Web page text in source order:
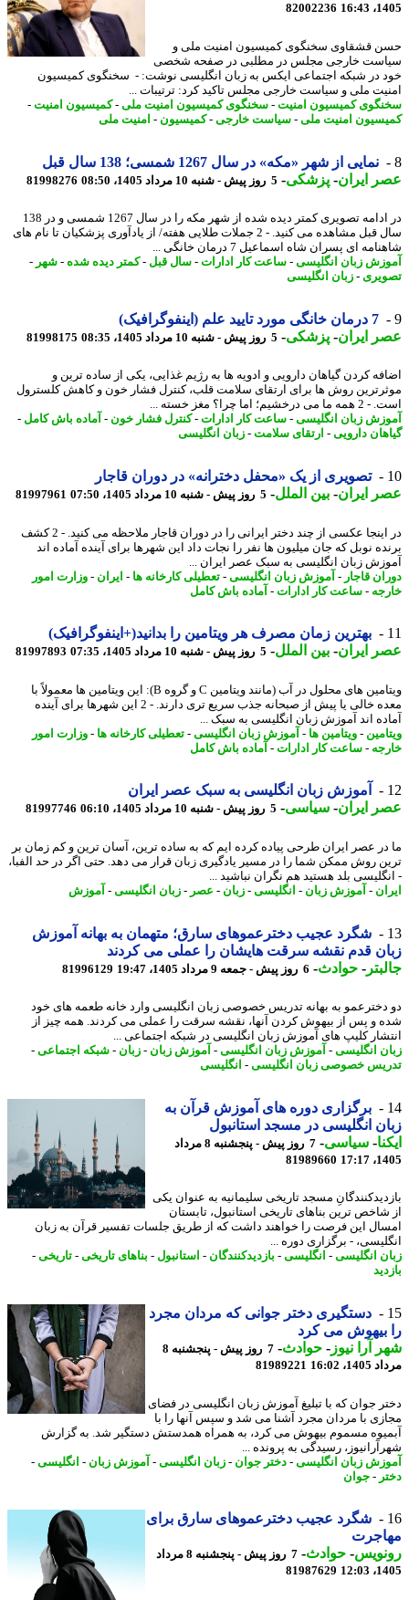
82002236
قشقاوی سخنگوی کمیسیون امنیت ملی و
خارجی مجلس در مطلبی در صفحه شخصی
در شبکه اجتماعی ایکس به زبان انگلیسی نوشت: - سخنگوی کمیسیون
ملی و سیاست خارجی مجلس تاکید کرد: ترتیبات ...
کمیسیون امنیت-سخنگوی کمیسیون امنیت ملی -کمیسیون امنیت-
امنیت ملی -سیاست خارجی-کمیسیون-امنیت ملی
نمایی از شهر «مکه» در سال 1267 شمسی؛ 138 سال قبل
ایران- پزشکی-5 روز پیش - شنبه 10 مرداد 1405، 08:50 81998276
در ادامه تصویری کمتر دیده شده از شهر مکه را در سال 1267 شمسی و در 138
سال قبل مشاهده می کنید. - 2 جملات طلایی هفته/ از یادآوری پزشکیان تا نام های
ای پسران شاه اسماعیل 7 درمان خانگی ...
زبان انگلیسی-ساعت کار ادارات - سال قبل -کمتر دیده شده-شهر -
- زبان انگلیسی
7 درمان خانگی مورد تایید علم (اینفوگرافیک)
ایران- پزشکی-5 روز پیش - شنبه 10 مرداد 1405، 08:35 81998175
کردن گیاهان دارویی و ادویه ها به رژیم غذایی، یکی از ساده ترین و
روش ها برای ارتقای سلامت قلب، کنترل فشار خون و کاهش کلسترول
اما چرا؟ مغز خسته ...
زبان انگلیسی-ساعت کار ادارات - کنترل فشار خون-آماده باش کامل-
دارویی -ارتقای سلامت-زبان انگلیسی
تصویری از یک «محفل دخترانه» در دوران قاجار
ایران- بین الملل-5 روز پیش - شنبه 10 مرداد 1405، 07:50 81997961
در اینجا عکسی از چند دختر ایرانی را در دوران قاجار ملاحظه می کنید. - 2 کشف
نوبل که جان میلیون ها نفر را نجات داد این شهرها برای آینده آماده اند
زبان انگلیسی به سبک عصر ایران ...
قاجار-آموزش زبان انگلیسی-تعطیلی کارخانه ها- ایران -
وزارت امور
-ساعت کار ادارات - آماده باش کامل
بهترین زمان مصرف هر ویتامین را بدانید(+اینفوگرافیک)
ایران- بین الملل-5 روز پیش - شنبه 10 مرداد 1405، 07:35 81997893
ویتامین های محلول در آب (مانند ویتامین C و گروه B): این ویتامین ها معمولاً با
معده خالی یا پیش از صبحانه جذب سریع تری دارند. - 2 این شهرها برای آینده
اند آموزش زبان انگلیسی به سبک ...
-ویتامین ها- آموزش زبان انگلیسی-تعطیلی کارخانه ها- وزارت امور
-ساعت کار ادارات - آماده باش کامل
آموزش زبان انگلیسی به سبک عصر ایران
ایران- سیاسی-5 روز پیش - شنبه 10 مرداد 1405، 06:10 81997746
عصر ایران طرحی پیاده کرده ایم که به ساده ترین، آسان ترین و کم زمان بر
روش ممکن شما را در مسیر یادگیری زبان قرار می دهد. حتی اگر در حد الفبا،
بلد هستید هم نگران نباشید ...
- آموزش زبان -انگلیسی-زبان -عصر-زبان انگلیسی-آموزش
شگرد عجیب دخترعموهای سارق؛ متهمان به بهانه آموزش
قدم نقشه سرقت هایشان را عملی می کردند
-حوادث -6 روز پیش - جمعه 9 مرداد 1405، 19:47 81996129
به بهانه تدریس خصوصی زبان انگلیسی وارد خانه طعمه های خود
و پس از بیهوش کردن آنها، نقشه سرقت را عملی می کردند. همه چیز از
کلیپ های آموزش زبان انگلیسی در شبکه اجتماعی ...
انگلیسی-آموزش زبان انگلیسی-آموزش زبان -زبان -شبکه اجتماعی-
خصوصی زبان انگلیسی-انگلیسی
برگزاری دوره های آموزش قرآن به
انگلیسی در مسجد استانبول
-سیاسی-
7 روز پیش - پنجشنبه 8 مرداد
81989660
مسجد تاریخی سلیمانیه به عنوان یکی
ترین بناهای تاریخی استانبول، تابستان
این فرصت را خواهند داشت که از طریق جلسات تفسیر قرآن به زبان
- برگزاری دوره ...
انگلیسی-انگلیسی-بازدیدکنندگان-استانبول-بناهای تاریخی -تاریخی -
دستگیری دختر جوانی که مردان مجرد
بیهوش می کرد
آرا نیوز-حوادث -
7 روز پیش - پنجشنبه 8
16:02
81989221
جوان که با تبلیغ آموزش زبان انگلیسی در فضای
با مردان مجرد آشنا می شد و سپس آنها را با
مسموم بیهوش می کرد، به همراه همدستش دستگیر شد. به گزارش
رسیدگی به پرونده ...
زبان انگلیسی-دختر جوان- زبان انگلیسی-آموزش زبان -انگلیسی-
-جوان
شگرد عجیب دخترعموهای سارق برای
-حوادث -
7 روز پیش - پنجشنبه 8 مرداد
81987629